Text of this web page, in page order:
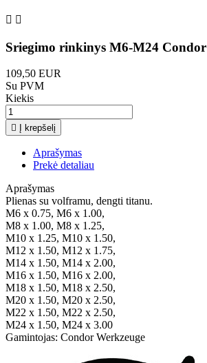
 
Sriegimo rinkinys M6-M24 Condor
109,50 EUR
Su PVM
Kiekis
 Į krepšelį
Aprašymas
Prekė detaliau
Aprašymas
Plienas su volframu, dengti titanu.
M6 x 0.75, M6 x 1.00,
M8 x 1.00, M8 x 1.25,
M10 x 1.25, M10 x 1.50,
M12 x 1.50, M12 x 1.75,
M14 x 1.50, M14 x 2.00,
M16 x 1.50, M16 x 2.00,
M18 x 1.50, M18 x 2.50,
M20 x 1.50, M20 x 2.50,
M22 x 1.50, M22 x 2.50,
M24 x 1.50, M24 x 3.00
Gamintojas: Condor Werkzeuge